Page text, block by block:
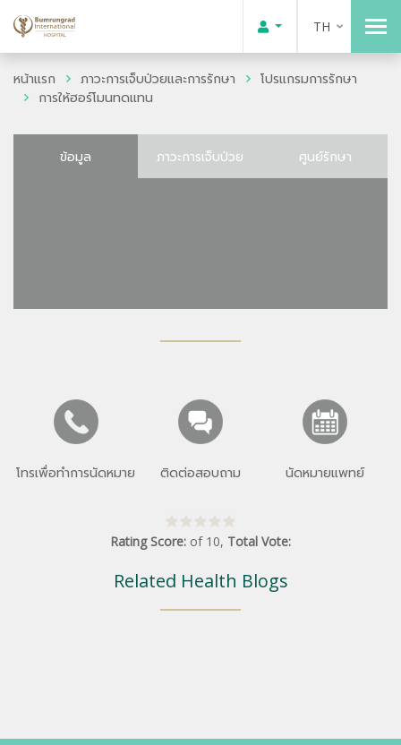
TH
หน้าแรก ภาวะการเจ็บป่วยและการรักษา
โปรแกรมการรักษา
การให้ฮอร์โมนทดแทน
ข้อมูล ภาวะการเจ็บป่วย ศูนย์รักษา
โทรเพื่อทำการนัดหมาย ติดต่อสอบถาม นัดหมายแพทย์
Rating Score: of 10, Total Vote:
Related Health Blogs